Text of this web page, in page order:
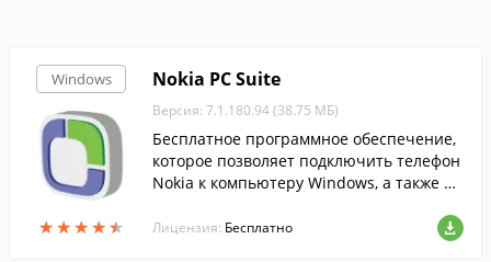
Windows
★★★★★
★★★★★
Nokia PC Suite
Версия: 7.1.180.94 (38.75 МБ)
Бесплатное программное обеспечение,
которое позволяет подключить телефон
Nokia к компьютеру Windows, а также пе
Лицензия: Бесплатно